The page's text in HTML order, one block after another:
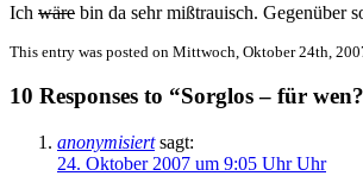
Ich wäre bin da sehr mißtrauisch. Gegenüber
This entry was posted on Mittwoch, Oktober 24th,
10 Responses to “Sorglos – für
anonymisiert sagt:
24. Oktober 2007 um 9:05 Uhr Uhr